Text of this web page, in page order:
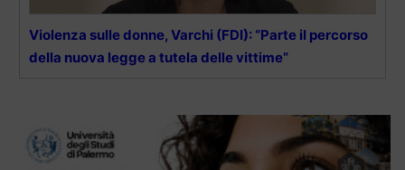
Violenza sulle donne, Varchi (FDI): “Parte il percorso
della nuova legge a tutela delle vittime”